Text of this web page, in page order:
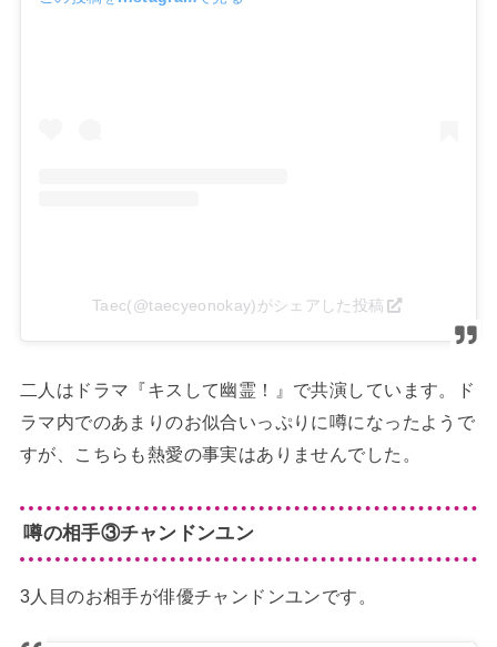
Taec(@taecyeonokay)がシェアした投稿
二人はドラマ『キスして幽霊！』で共演しています。ド
ラマ内でのあまりのお似合いっぷりに噂になったようで
すが、こちらも熱愛の事実はありませんでした。
噂の相手③チャンドンユン
3人目のお相手が俳優チャンドンユンです。